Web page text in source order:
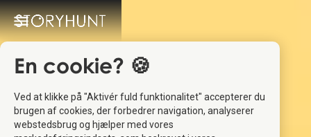
En cookie? 🍪
Ved at klikke på "Aktivér fuld funktionalitet" accepterer du
brugen af cookies, der forbedrer navigation, analyserer
webstedsbrug og hjælper med vores